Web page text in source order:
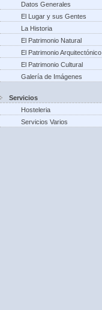
Datos Generales
El Lugar y sus Gentes
La Historia
El Patrimonio Natural
El Patrimonio Arquitectónico
El Patrimonio Cultural
Galería de Imágenes
Servicios
Hosteleria
Servicios Varios